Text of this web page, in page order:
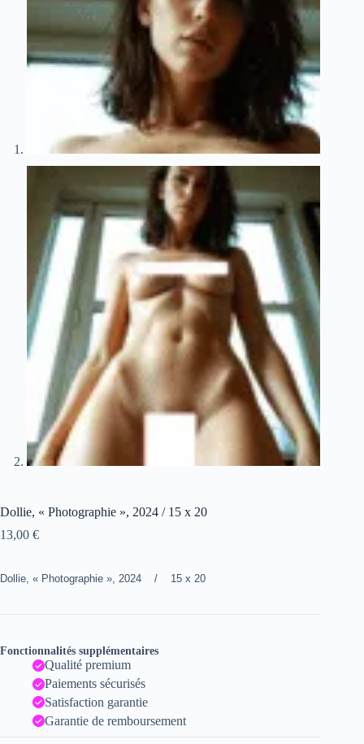
Dollie, « Photographie », 2024 / 15 x 20
13,00 €
Dollie, « Photographie », 2024 / 15 x 20
Fonctionnalités supplémentaires
Qualité premium
Paiements sécurisés
Satisfaction garantie
Garantie de remboursement